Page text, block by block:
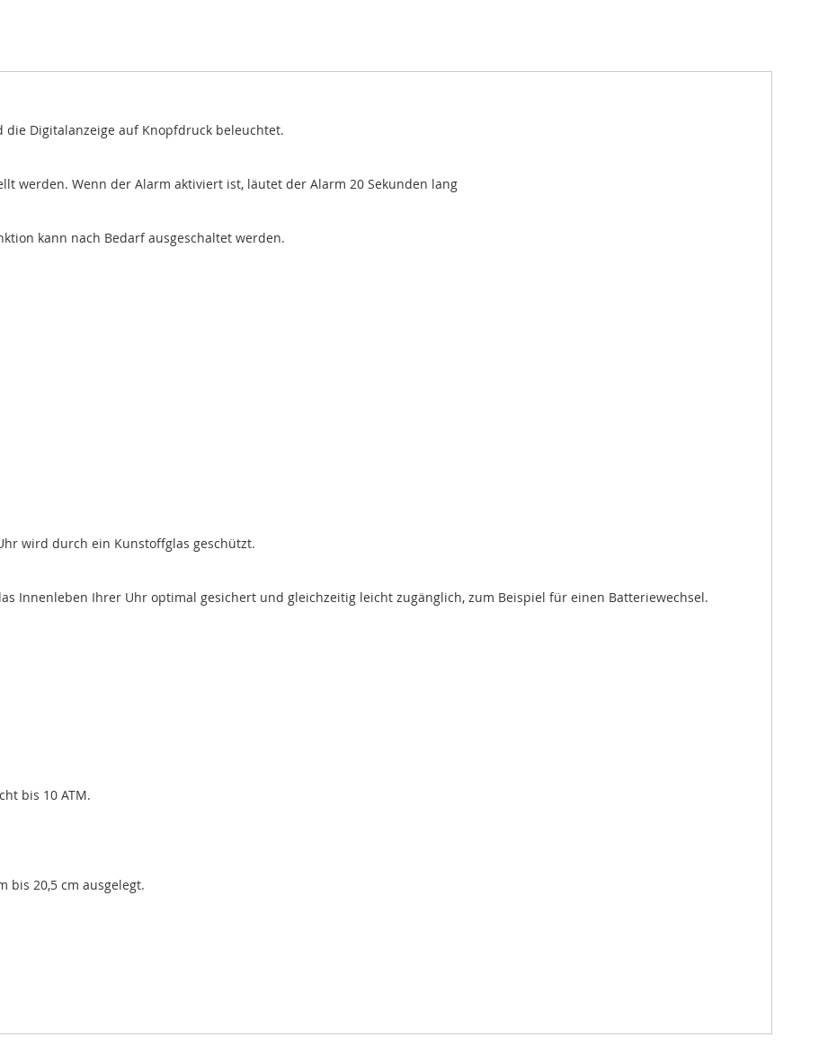
Digitalanzeige auf Knopfdruck beleuchtet.
werden. Wenn der Alarm aktiviert ist, läutet der Alarm 20 Sekunden lang
kann nach Bedarf ausgeschaltet werden.
wird durch ein Kunstoffglas geschützt.
Innenleben Ihrer Uhr optimal gesichert und gleichzeitig leicht zugänglich, zum Beispiel für einen Batteriewechsel.
bis 10 ATM.
bis 20,5 cm ausgelegt.